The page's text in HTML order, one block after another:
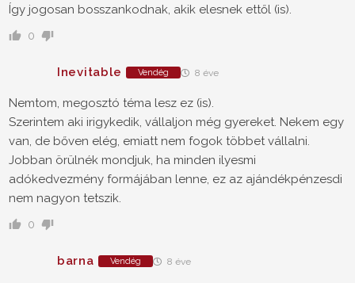
Így jogosan bosszankodnak, akik elesnek ettől (is).
0
Inevitable Vendég 8 éve
Nemtom, megosztó téma lesz ez (is).
Szerintem aki irigykedik, vállaljon még gyereket. Nekem egy
van, de bőven elég, emiatt nem fogok többet vállalni.
Jobban örülnék mondjuk, ha minden ilyesmi
adókedvezmény formájában lenne, ez az ajándékpénzesdi
nem nagyon tetszik.
0
barna Vendég 8 éve